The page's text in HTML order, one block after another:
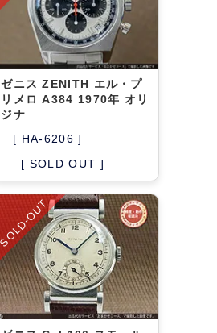
ゼニス ZENITH エル・プ
リメロ A384 1970年 オリ
ジナ
[ HA-6206 ]
[ SOLD OUT ]
SOLD-OUT